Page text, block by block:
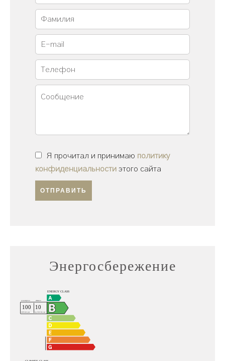
Я прочитал и принимаю политику
конфиденциальности этого сайта
ОТПРАВИТЬ
Энергосбережение